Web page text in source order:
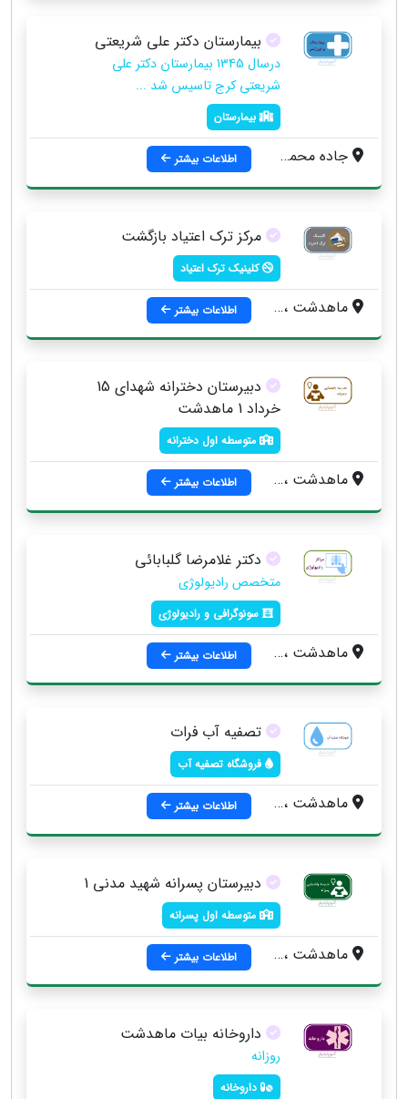
بیمارستان دکتر علی شریعتی
درسال 1345 بیمارستان دکتر علی
شریعتی کرج تاسیس شد ...
بیمارستان
جاده محمد شهر به ماهدشت ، بیمارستان و زایشگاه دکتر علی شریعتی اطلاعات بیشتر
مرکز ترک اعتیاد بازگشت
کلینیک ترک اعتیاد
ماهدشت ، بلوار امام خميني ، بعد از بانك ملي ، جنب شيريني سراي عسل اطلاعات بیشتر
دبیرستان دخترانه شهدای 15
خرداد 1 ماهدشت
متوسطه اول دخترانه
ماهدشت ، خيابان شهيد بهشتي ، بالاتر از شهرداري اطلاعات بیشتر
دکتر غلامرضا گلبابائی
متخصص رادیولوژی
سونوگرافی و رادیولوژی
ماهدشت ، خيابان بی بی سکینه ، بعد مسجد جامع اطلاعات بیشتر
تصفیه آب فرات
فروشگاه تصفیه آب
ماهدشت ، بعد از دادگستری ، پلاک 163 اطلاعات بیشتر
دبیرستان پسرانه شهید مدنی 1
متوسطه اول پسرانه
ماهدشت ، خيابان شهيد رحماني ، جنب کميته امداد اطلاعات بیشتر
داروخانه بیات ماهدشت
روزانه
داروخانه